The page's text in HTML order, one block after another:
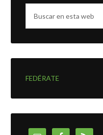
FEDÉRATE